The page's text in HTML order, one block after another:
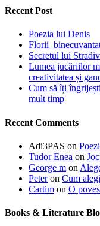
Recent Post
Poezia lui Denis
Florii
Secretul lui
Lumea jucăriilor
creativitatea și
Cum să îți
mult timp
Recent Comments
Adi3PAS on
Tudor Enea on
George m on
Peteron Cum
Cartim on O
Books & Literature